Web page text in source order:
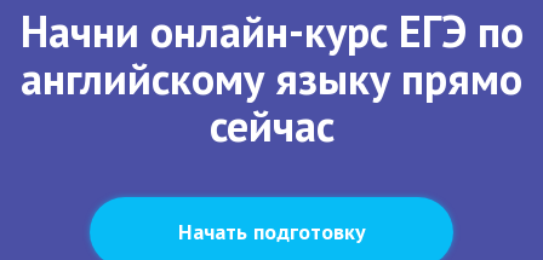
Начни онлайн-курс ЕГЭ по
английскому языку прямо
сейчас
Начать подготовку